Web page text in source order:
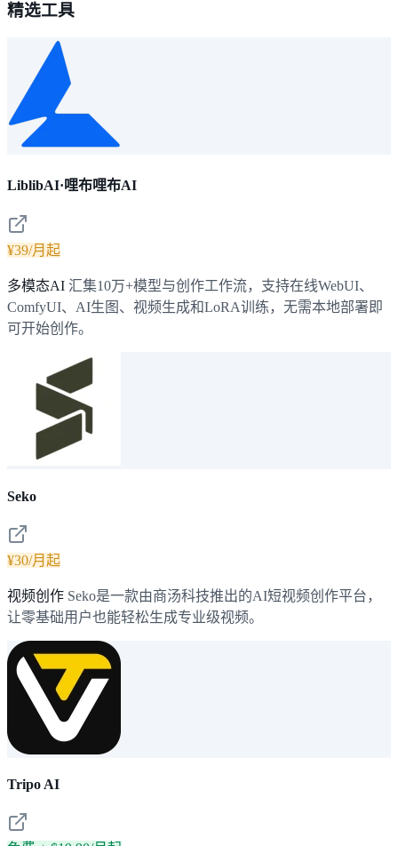
精选工具
LiblibAI·哩布哩布AI
¥39/月起
多模态AI 汇集10万+模型与创作工作流，支持在线WebUI、
ComfyUI、AI生图、视频生成和LoRA训练，无需本地部署即
可开始创作。
Seko
¥30/月起
视频创作 Seko是一款由商汤科技推出的AI短视频创作平台，
让零基础用户也能轻松生成专业级视频。
Tripo AI